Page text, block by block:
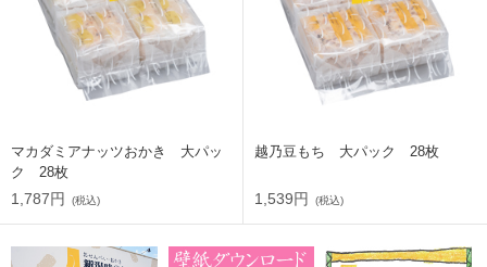
マカダミアナッツおかき 大パッ
ク 28枚
1,787円 (税込)
越乃豆もち 大パック 28枚
1,539円 (税込)